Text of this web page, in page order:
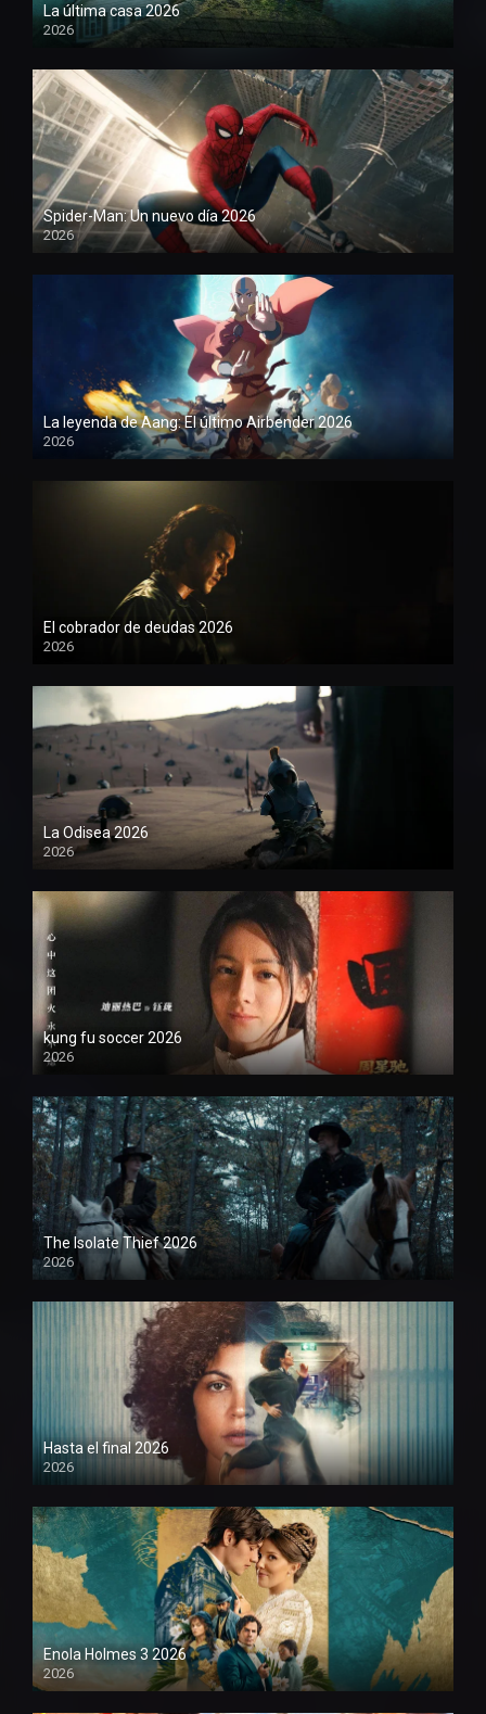
La última casa 2026
2026
Spider-Man: Un nuevo día 2026
2026
1080P
La leyenda de Aang: El último Airbender 2026
2026
1080P
El cobrador de deudas 2026
2026
1080P
La Odisea 2026
2026
1080P
kung fu soccer 2026
2026
1080P
The Isolate Thief 2026
2026
1080P
Hasta el final 2026
2026
1080P
Enola Holmes 3 2026
2026
1080P